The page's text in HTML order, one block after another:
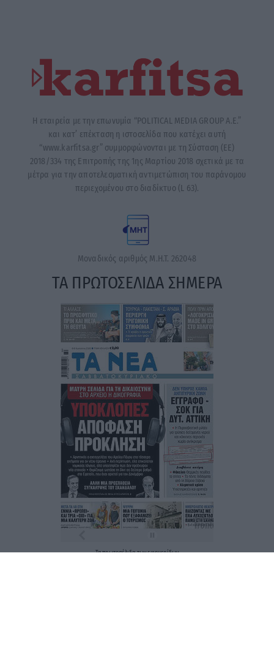
Η εταιρεία με την επωνυμία “POLITICAL MEDIA GROUP A.E.”
και κατ’ επέκταση η ιστοσελίδα που κατέχει αυτή
“www.karfitsa.gr” συμμορφώνονται με τη Σύσταση (ΕΕ)
2018/334 της Επιτροπής της 1ης Μαρτίου 2018 σχετικά με τα
μέτρα για την αποτελεσματική αντιμετώπιση του παράνομου
περιεχομένου στο διαδίκτυο (L 63).
Μοναδικός αριθμός Μ.Η.Τ. 262048
ΤΑ ΠΡΩΤΟΣΕΛΙΔΑ ΣΗΜΕΡΑ
Ταπρωτοσέλιδατωνεφημερίδων